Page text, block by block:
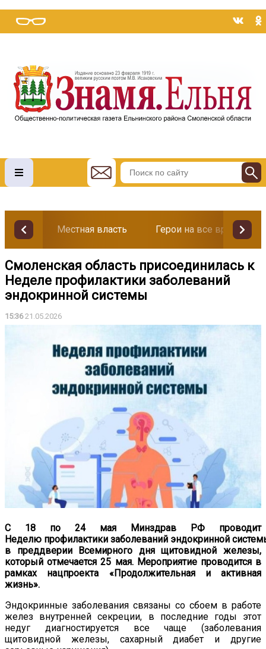
Местная власть Герои на все времена
Смоленская область присоединилась к
Неделе профилактики заболеваний
эндокринной системы
15:3621.05.2026
С 18 по 24 мая Минздрав РФ проводит
Неделю профилактики заболеваний эндокринной
в преддверии Всемирного дня щитовидной железы,
который отмечается 25 мая. Мероприятие проводится в
рамках нацпроекта «Продолжительная и активная
жизнь».
Эндокринные заболевания связаны со сбоем в работе
желез внутренней секреции, в последние годы этот
недуг диагностируется все чаще (заболевания
щитовидной железы, сахарный диабет и другие